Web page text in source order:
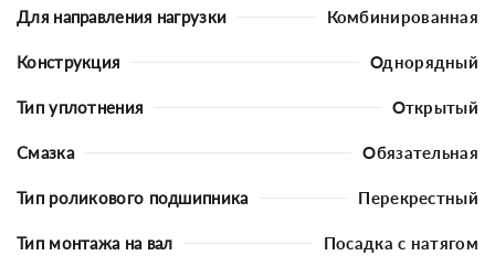
Для направления нагрузки Комбинированная
Конструкция Однорядный
Тип уплотнения Открытый
Смазка Обязательная
Тип роликового подшипника Перекрестный
Тип монтажа на вал Посадка с натягом